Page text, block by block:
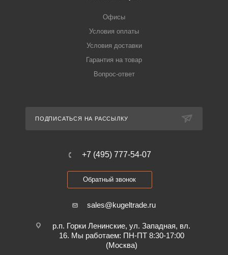
Офисы
Условия оплаты
Условия доставки
Гарантия на товар
Вопрос-ответ
ПОДПИСАТЬСЯ НА РАССЫЛКУ
+7 (495) 777-54-07
Обратный звонок
sales@kugeltrade.ru
р.п. Горки Ленинские, ул. Западная, вл.
16. Мы работаем: ПН-ПТ 8:30-17:00
(Москва)